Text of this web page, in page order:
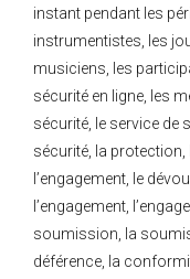
instant pendant les
instrumentistes, les
musiciens, les
sécurité en ligne, les
sécurité, le service de
sécurité, la protection,
l’engagement, le
l’engagement,
soumission, la
déférence, la